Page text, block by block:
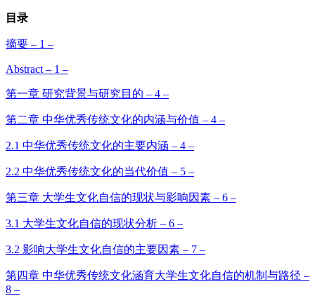
目录
摘要 – 1 –
Abstract – 1 –
第一章 研究背景与研究目的 – 4 –
第二章 中华优秀传统文化的内涵与价值 – 4 –
2.1 中华优秀传统文化的主要内涵 – 4 –
2.2 中华优秀传统文化的当代价值 – 5 –
第三章 大学生文化自信的现状与影响因素 – 6 –
3.1 大学生文化自信的现状分析 – 6 –
3.2 影响大学生文化自信的主要因素 – 7 –
第四章 中华优秀传统文化涵育大学生文化自信的机制与路径 –
8 –